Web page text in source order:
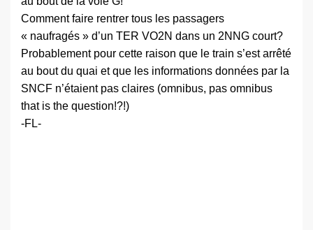
Comment faire rentrer tous les passagers
« naufragés » d’un TER VO2N dans un 2NNG court?
Probablement pour cette raison que le train s’est arrêté
au bout du quai et que les informations données par la
SNCF n’étaient pas claires (omnibus, pas omnibus
that is the question!?!)
-FL-